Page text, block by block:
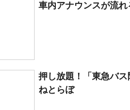
車内アナウンスが流れ
押し放題！「東急バス
ねとらぼ